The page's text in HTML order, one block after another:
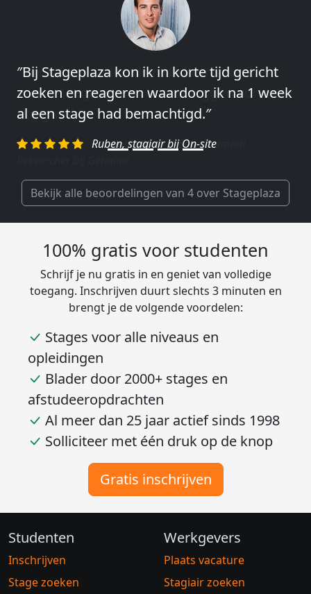
″Vooral de snelheid en de betrokkenheid
van het regelen en contact leggen vond ik
erg goed.″
Charlotte, Market Segmentation
Bekijk alle beoordelingen van 4 over Stageplaza
100% gratis voor studenten
Schrijf je nu gratis in en geniet van volledige
toegang. Inschrijven duurt slechts 3 minuten en
brengt je de volgende voordelen:
Stages voor alle niveaus en
opleidingen
Blader door 2000+ stages en
afstudeeropdrachten
Al meer dan 25 jaar actief sinds 1998
Solliciteer met één druk op de knop
Gratis inschrijven
Studenten
Inschrijven
Stage zoeken
Werkgevers
Plaats vacature
Stagiair zoeken